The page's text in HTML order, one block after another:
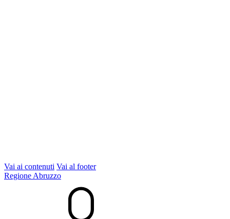
Vai ai contenuti Vai al footer
Regione Abruzzo